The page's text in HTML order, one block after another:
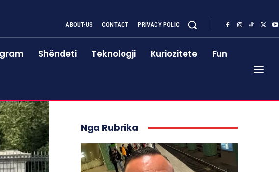
ABOUT-US CONTACT PRIVACY POLIC
Shëndeti Teknologji Kuriozitete Fun
Nga Rubrika